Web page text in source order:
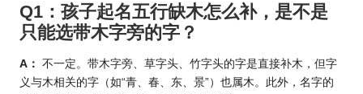
Q1：孩子起名五行缺木怎么补，是不是
只能选带木字旁的字？
A： 不一定。带木字旁、草字头、竹字头的字是直接补木，但字
义与木相关的字（如“青、春、东、景”）也属木。此外，名字的